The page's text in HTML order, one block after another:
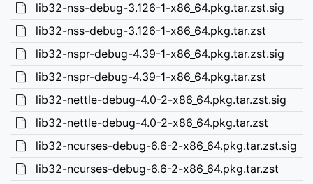
lib32-nss-debug-3.126-1-x86_64.pkg.tar.zst.sig
lib32-nss-debug-3.126-1-x86_64.pkg.tar.zst
lib32-nspr-debug-4.39-1-x86_64.pkg.tar.zst.sig
lib32-nspr-debug-4.39-1-x86_64.pkg.tar.zst
lib32-nettle-debug-4.0-2-x86_64.pkg.tar.zst.sig
lib32-nettle-debug-4.0-2-x86_64.pkg.tar.zst
lib32-ncurses-debug-6.6-2-x86_64.pkg.tar.zst.sig
lib32-ncurses-debug-6.6-2-x86_64.pkg.tar.zst